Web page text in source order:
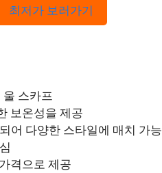
최저가 보러가기
스카프
보온성을 제공
어 다양한 스타일에 매치 가능
격으로 제공